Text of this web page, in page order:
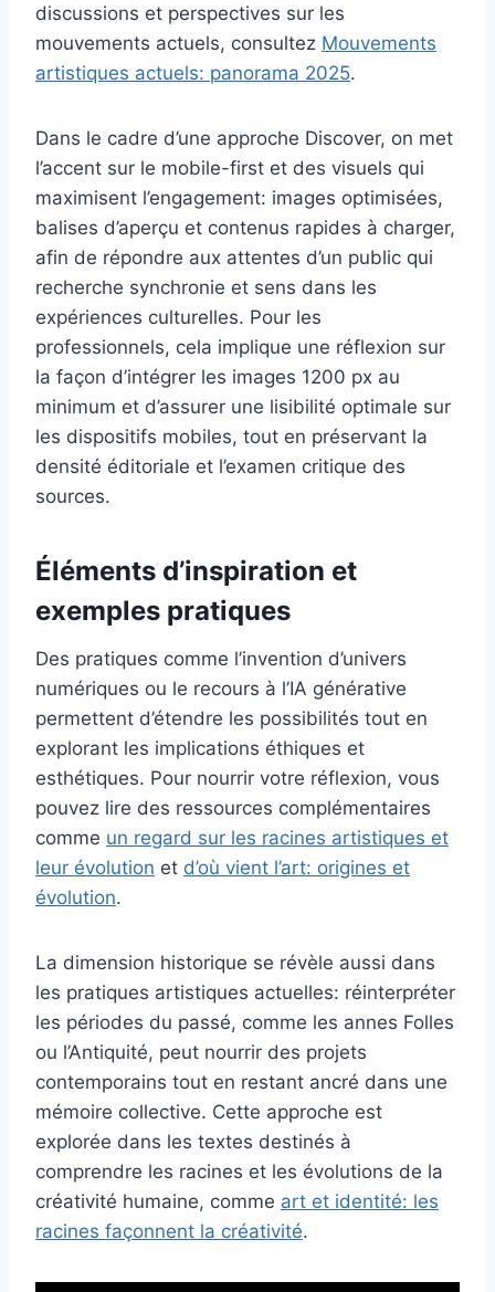
discussions et perspectives sur les
mouvements actuels, consultez Mouvements
artistiques actuels: panorama 2025.
Dans le cadre d’une approche Discover, on met
l’accent sur le mobile-first et des visuels qui
maximisent l’engagement: images optimisées,
balises d’aperçu et contenus rapides à charger,
afin de répondre aux attentes d’un public qui
recherche synchronie et sens dans les
expériences culturelles. Pour les
professionnels, cela implique une réflexion sur
la façon d’intégrer les images 1200 px au
minimum et d’assurer une lisibilité optimale sur
les dispositifs mobiles, tout en préservant la
densité éditoriale et l’examen critique des
sources.
Éléments d’inspiration et
exemples pratiques
Des pratiques comme l’invention d’univers
numériques ou le recours à l’IA générative
permettent d’étendre les possibilités tout en
explorant les implications éthiques et
esthétiques. Pour nourrir votre réflexion, vous
pouvez lire des ressources complémentaires
comme un regard sur les racines artistiques et
leur évolution et d’où vient l’art: origines et
évolution.
La dimension historique se révèle aussi dans
les pratiques artistiques actuelles: réinterpréter
les périodes du passé, comme les annes Folles
ou l’Antiquité, peut nourrir des projets
contemporains tout en restant ancré dans une
mémoire collective. Cette approche est
explorée dans les textes destinés à
comprendre les racines et les évolutions de la
créativité humaine, comme art et identité: les
racines façonnent la créativité.